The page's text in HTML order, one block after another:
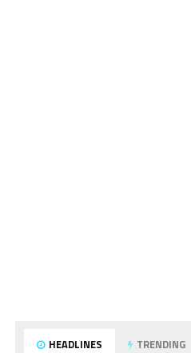
HEADLINES TRENDING